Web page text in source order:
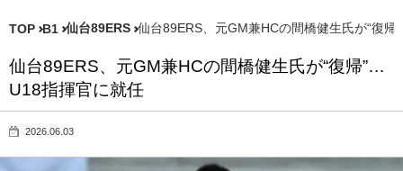
TOP B1 仙台89ERS 仙台89ERS、元GM兼HCの間橋健生氏が“復
仙台89ERS、元GM兼HCの間橋健生氏が“復帰”…
U18指揮官に就任
2026.06.03